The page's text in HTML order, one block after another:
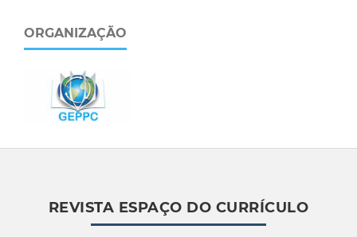
ORGANIZAÇÃO
REVISTA ESPAÇO DO CURRÍCULO